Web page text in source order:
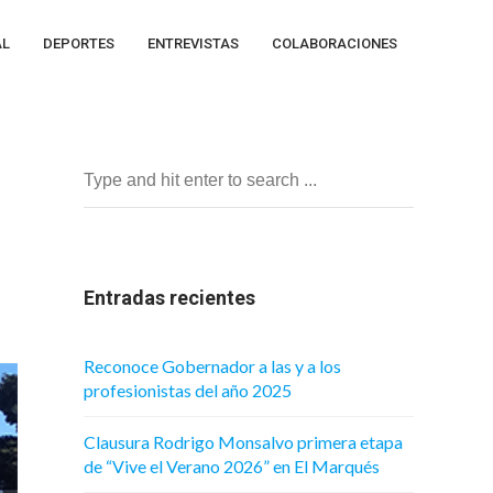
DEPORTES ENTREVISTAS COLABORACIONES
Entradas recientes
Reconoce Gobernador a las y a los
profesionistas del año 2025
Clausura Rodrigo Monsalvo primera etapa
de “Vive el Verano 2026” en El Marqués